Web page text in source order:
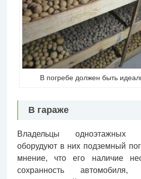
В погребе должен быть
В гараже
Владельцы одноэтажных
оборудуют в них подземный
мнение, что его наличие
сохранность